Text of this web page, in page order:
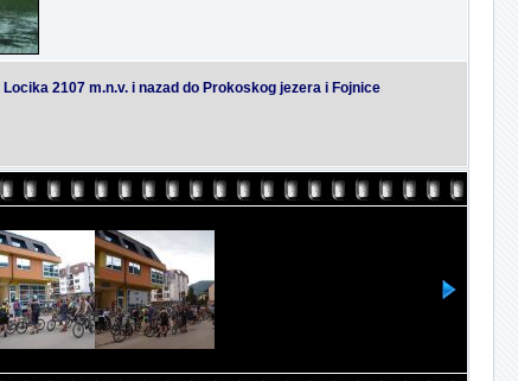
2107 m.n.v. i nazad do Prokoskog jezera i Fojnice